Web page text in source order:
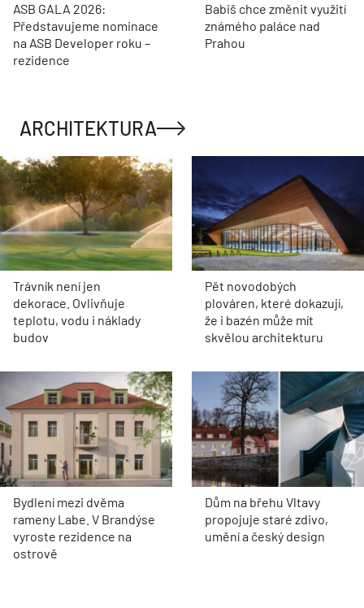
ASB GALA 2026:
Představujeme nominace
na ASB Developer roku –
rezidence
Babiš chce změnit využití
známého paláce nad
Prahou
ARCHITEKTURA
Trávník není jen
dekorace. Ovlivňuje
teplotu, vodu i náklady
budov
Pět novodobých
plováren, které dokazují,
že i bazén může mít
skvělou architekturu
Bydlení mezi dvěma
rameny Labe. V Brandýse
vyroste rezidence na
ostrově
Dům na břehu Vltavy
propojuje staré zdivo,
umění a český design